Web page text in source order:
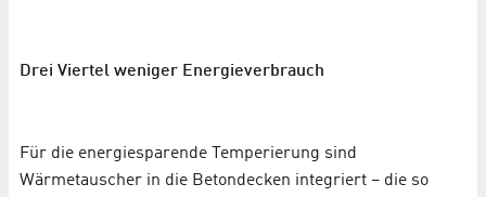
Drei Viertel weniger Energieverbrauch
Für die energiesparende Temperierung sind
Wärmetauscher in die Betondecken integriert – die so